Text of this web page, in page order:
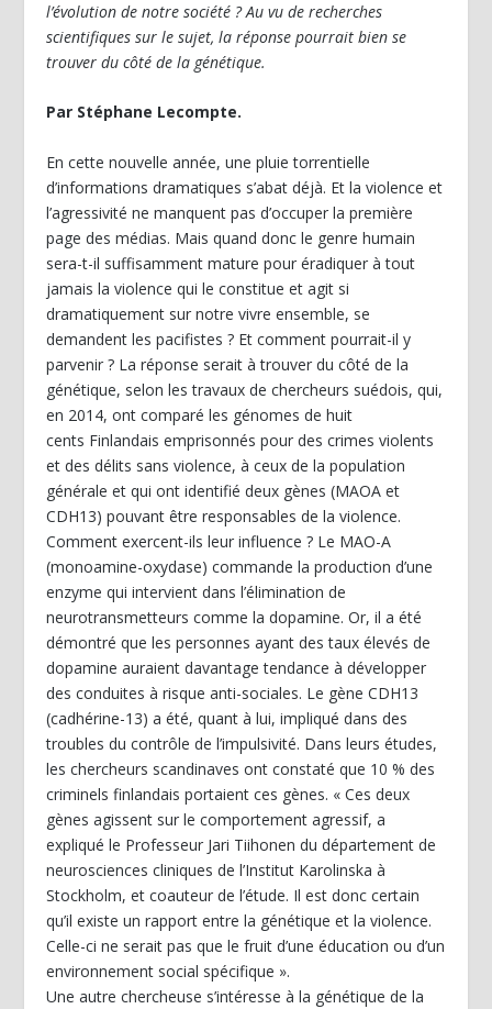
l’évolution de notre société ? Au vu de recherches
scientifiques sur le sujet, la réponse pourrait bien se
trouver du côté de la génétique.
Par Stéphane Lecompte.
En cette nouvelle année, une pluie torrentielle
d’informations dramatiques s’abat déjà. Et la violence et
l’agressivité ne manquent pas d’occuper la première
page des médias. Mais quand donc le genre humain
sera-t-il suffisamment mature pour éradiquer à tout
jamais la violence qui le constitue et agit si
dramatiquement sur notre vivre ensemble, se
demandent les pacifistes ? Et comment pourrait-il y
parvenir ? La réponse serait à trouver du côté de la
génétique, selon les travaux de chercheurs suédois, qui,
en 2014, ont comparé les génomes de huit
cents Finlandais emprisonnés pour des crimes violents
et des délits sans violence, à ceux de la population
générale et qui ont identifié deux gènes (MAOA et
CDH13) pouvant être responsables de la violence.
Comment exercent-ils leur influence ? Le MAO-A
(monoamine-oxydase) commande la production d’une
enzyme qui intervient dans l’élimination de
neurotransmetteurs comme la dopamine. Or, il a été
démontré que les personnes ayant des taux élevés de
dopamine auraient davantage tendance à développer
des conduites à risque anti-sociales. Le gène CDH13
(cadhérine-13) a été, quant à lui, impliqué dans des
troubles du contrôle de l’impulsivité. Dans leurs études,
les chercheurs scandinaves ont constaté que 10 % des
criminels finlandais portaient ces gènes. « Ces deux
gènes agissent sur le comportement agressif, a
expliqué le Professeur Jari Tiihonen du département de
neurosciences cliniques de l’Institut Karolinska à
Stockholm, et coauteur de l’étude. Il est donc certain
qu’il existe un rapport entre la génétique et la violence.
Celle-ci ne serait pas que le fruit d’une éducation ou d’un
environnement social spécifique ».
Une autre chercheuse s’intéresse à la génétique de la